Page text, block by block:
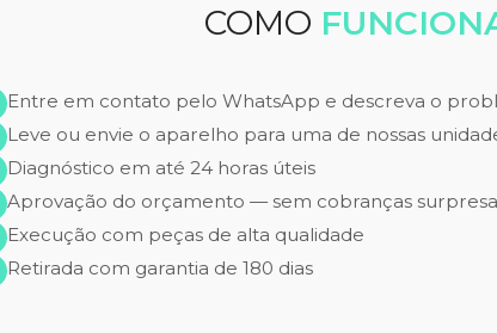
COMO
Entre em contato pelo WhatsApp e descreva o
Leve ou envie o aparelho para uma de nossas
Diagnóstico em até 24 horas úteis
Aprovação do orçamento — sem cobranças surpresa
Execução com peças de alta qualidade
Retirada com garantia de 180 dias